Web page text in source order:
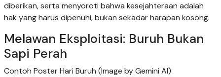
diberikan, serta menyoroti bahwa kesejahteraan adalah
hak yang harus dipenuhi, bukan sekadar harapan kosong.
Melawan Eksploitasi: Buruh Bukan
Sapi Perah
Contoh Poster Hari Buruh (Image by Gemini AI)